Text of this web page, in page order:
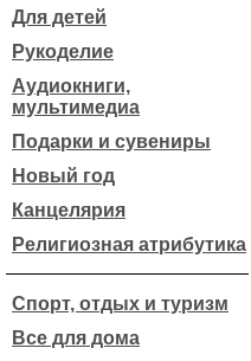
Для детей
Рукоделие
Аудиокниги,
мультимедиа
Подарки и сувениры
Новый год
Канцелярия
Религиозная атрибутика
Спорт, отдых и туризм
Все для дома